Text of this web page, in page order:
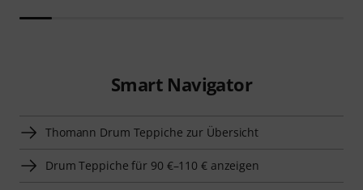
Smart Navigator
Thomann Drum Teppiche zur Übersicht
Drum Teppiche für 90 €–110 € anzeigen